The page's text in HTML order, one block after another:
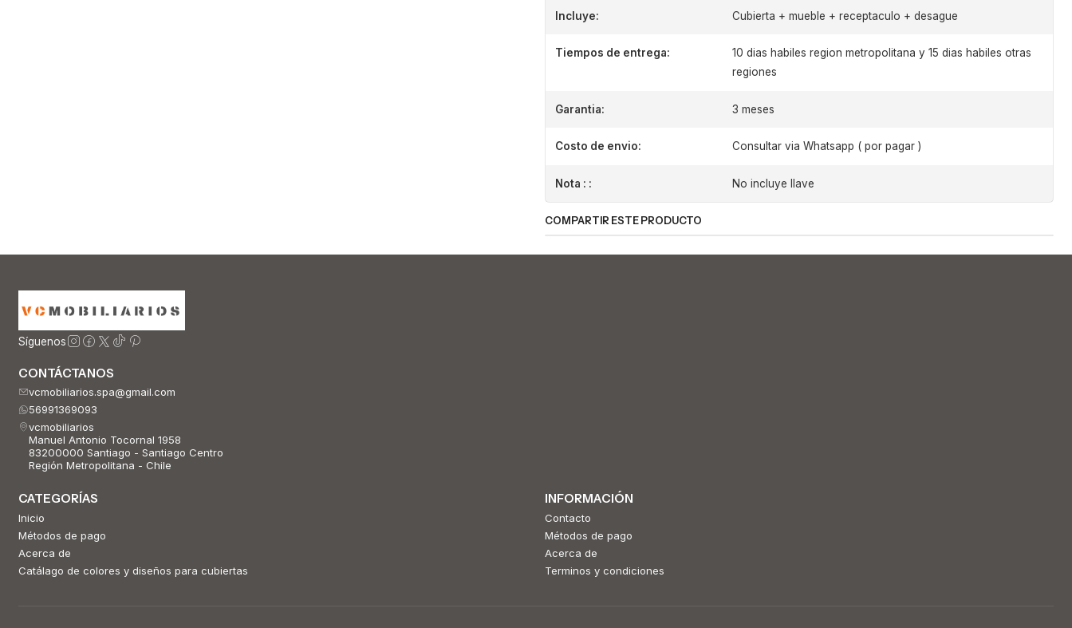
Incluye: Cubierta + mueble + receptaculo + desague
Tiempos de entrega:
10 dias habiles region metropolitana y 15 dias habiles otras
regiones
Garantia: 3 meses
Costo de envio: Consultar via Whatsapp ( por pagar )
Nota : : No incluye llave
COMPARTIR ESTE PRODUCTO
Síguenos
CONTÁCTANOS
vcmobiliarios.spa@gmail.com
56991369093
vcmobiliarios
Manuel Antonio Tocornal 1958
83200000 Santiago - Santiago Centro
Región Metropolitana - Chile
CATEGORÍAS
Inicio
Métodos de pago
Acerca de
Catálago de colores y diseños para cubiertas
INFORMACIÓN
Contacto
Métodos de pago
Acerca de
Terminos y condiciones